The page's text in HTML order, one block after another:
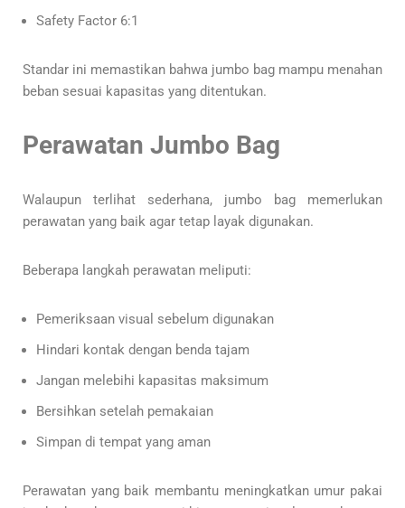
Safety Factor 6:1
Standar ini memastikan bahwa jumbo bag mampu menahan
beban sesuai kapasitas yang ditentukan.
Perawatan Jumbo Bag
Walaupun terlihat sederhana, jumbo bag memerlukan
perawatan yang baik agar tetap layak digunakan.
Beberapa langkah perawatan meliputi:
Pemeriksaan visual sebelum digunakan
Hindari kontak dengan benda tajam
Jangan melebihi kapasitas maksimum
Bersihkan setelah pemakaian
Simpan di tempat yang aman
Perawatan yang baik membantu meningkatkan umur pakai